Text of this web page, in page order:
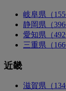
岐阜県（155
静岡県（396
愛知県（492
三重県（166
近畿
滋賀県（134